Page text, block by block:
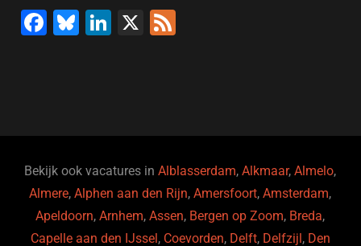
F
o
k
Bl
Li
X
Bekijk ook vacatures inAlblasserdam,Alkmaar,Almelo,
Almere,Alphen aan den Rijn,Amersfoort,Amsterdam,
Apeldoorn,Arnhem,Assen, Bergen op Zoom, Breda,
Capelle aan den IJssel , Coevorden, Delft, Delfzijl , Den